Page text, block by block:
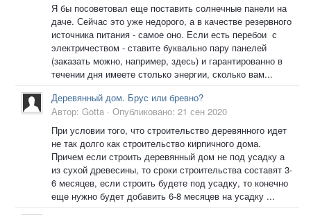
Я бы посоветовал еще поставить солнечные панели на
даче. Сейчас это уже недорого, а в качестве резервного
источника питания - самое оно. Если есть перебои с
электричеством - ставите буквально пару панелей
(заказать можно, например, здесь) и гарантированно в
течении дня имеете столько энергии, сколько вам...
Деревянный дом. Брус или бревно?
Автор: Gotta · Опубликовано: 21 сен 2020
При условии того, что строительство деревянного идет
не так долго как строительство кирпичного дома.
Причем если строить деревянный дом не под усадку а
из сухой древесины, то сроки строительства составят 3-
6 месяцев, если строить будете под усадку, то конечно
еще нужно будет добавить 6-8 месяцев на усадку ...